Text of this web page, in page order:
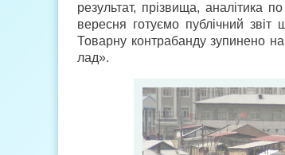
результат, прізвища,
вересня готуємо публічний
Товарну контрабанду зупинено
лад».